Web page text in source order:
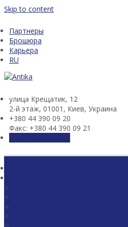
Skip to content
Партнеры
Брошюра
Карьера
RU
улица Крещатик, 12
2-й этаж, 01001, Киев, Украина
+380 44 390 09 20
Факс: +380 44 390 09 21